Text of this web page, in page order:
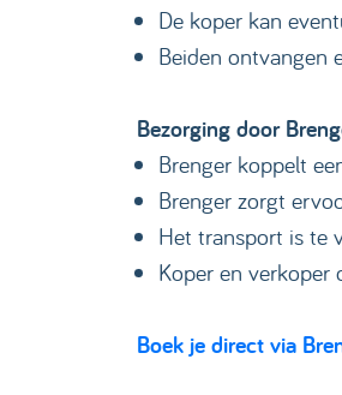
De koper kan
Beiden ontvangen
Bezorging door
Brenger koppelt
Brenger zorgt
Het transport is te
Koper en verkoper
Boek je direct via